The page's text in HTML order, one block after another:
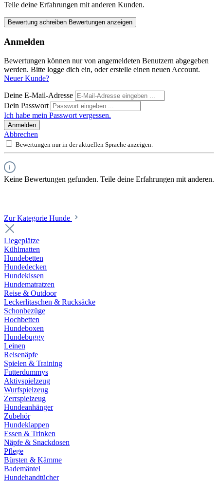
Teile deine Erfahrungen mit anderen Kunden.
Bewertung schreiben Bewertungen anzeigen
Anmelden
Bewertungen können nur von angemeldeten Benutzern abgegeben
werden. Bitte logge dich ein, oder erstelle einen neuen Account.
Neuer Kunde?
Deine E-Mail-Adresse
Dein Passwort
Ich habe mein Passwort vergessen.
Anmelden
Abbrechen
Bewertungen nur in der aktuellen Sprache anzeigen.
Keine Bewertungen gefunden. Teile deine Erfahrungen mit anderen.
Zur Kategorie Hunde
Liegeplätze
Kühlmatten
Hundebetten
Hundedecken
Hundekissen
Hundematratzen
Reise & Outdoor
Leckerlitaschen & Rucksäcke
Schonbezüge
Hochbetten
Hundeboxen
Hundebuggy
Leinen
Reisenäpfe
Spielen & Training
Futterdummys
Aktivspielzeug
Wurfspielzeug
Zerrspielzeug
Hundeanhänger
Zubehör
Hundeklappen
Essen & Trinken
Näpfe & Snackdosen
Pflege
Bürsten & Kämme
Bademäntel
Hundehandtücher